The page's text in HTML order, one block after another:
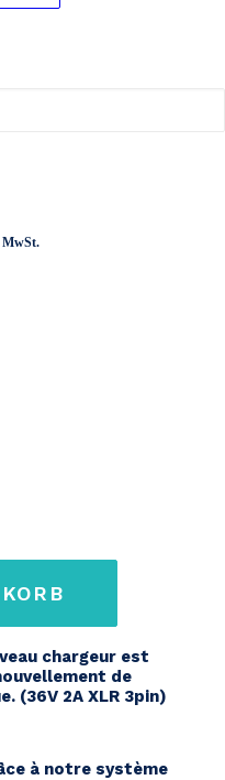
MwSt.
chargeur est
de
(36V 2A XLR 3pin)
à notre système